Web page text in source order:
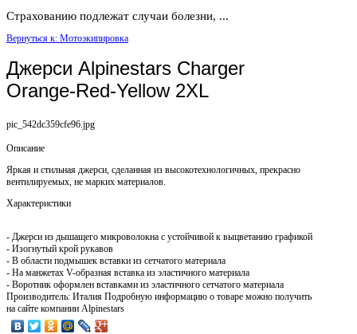
Страхованию подлежат случаи болезни, ...
Вернуться к: Мотоэкипировка
Джерси Alpinestars Charger
Orange-Red-Yellow 2XL
pic_542dc359cfe96.jpg
Описание
Яркая и стильная джерси, сделанная из высокотехнологичных, прекрасно
вентилируемых, не марких материалов.
Характеристики
- Джерси из дышащего микроволокна с устойчивой к выцветанию графикой
- Изогнутый крой рукавов
- В области подмышек вставки из сетчатого материала
- На манжетах V-образная вставка из эластичного материала
- Воротник оформлен вставками из эластичного сетчатого материала
Производитель: Италия Подробную информацию о товаре можно получить
на сайте компании Alpinestars